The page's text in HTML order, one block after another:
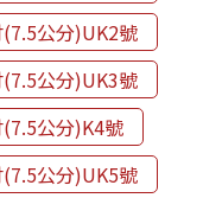
公分)UK2號
公分)UK3號
公分)K4號
公分)UK5號